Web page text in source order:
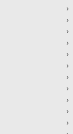
›
›
›
›
›
›
›
›
›
›
›